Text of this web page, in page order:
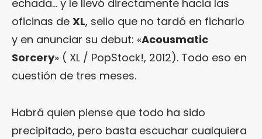
echada… y le llevó directamente hacia las
oficinas de XL, sello que no tardó en ficharlo
y en anunciar su debut: «Acousmatic
Sorcery» ( XL / PopStock!, 2012). Todo eso en
cuestión de tres meses.
Habrá quien piense que todo ha sido
precipitado, pero basta escuchar cualquiera